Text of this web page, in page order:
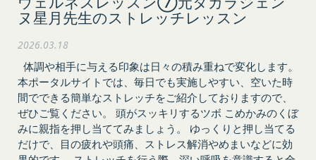
ヌ星月先生のストレッチレッスン
2026.03.18
体調や相手に与える印象は日々の積み重ねで変化します。
本ポータルサイトでは、毎日でも実施しやすい、空いた時
間でできる簡単なストレッチをご紹介しておりますので、
ぜひご覧ください。 頭がスッキリするツボ こめかみのくぼ
みに親指を押し当ててみましょう。 ゆっくりと押し当てる
だけで、目の疲れや頭痛、ストレス解消やめまいなどに効
株式会社GOYOH（以下「当社」といいます。）
の保護に関する法律、その他関連する法令等を遵守
するとともに、以下の方針に沿ってお客様からお預
かりした情報を取り扱い、正確性および機密性の保
持に努めます。
本文中の用語の定義は、個人情報保護法および関連
法令によります。
当社が取得する情報および取得方法
株式会社GOYOHが運営するコミュニティポータル
す。）のご利用規約（以下「本規約」といいま
す。）を下記の通り定めます。
本サービスをご利用される方は、ご登録される前に
本規約を必ずお読みになり、本規約に同意いただく
必要があります。
第1条（定義）
本規約において、次の各号に掲げる用語の意義は、
Amazon.co.jpで使えるデジタル商品券です。
ト券番号を贈ります。
有効期限は発行から10年です。
ギフト券を適用する方法:
メールに記載されたギフト券番号をご用意くださ
い。
ギフト券を適用するに移動します。